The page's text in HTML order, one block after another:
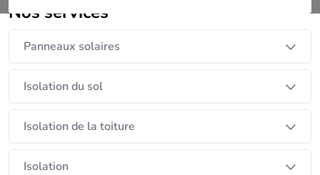
commence dés maintenant et avec vous.
Nos services
Panneaux solaires
Isolation du sol
Isolation de la toiture
Isolation